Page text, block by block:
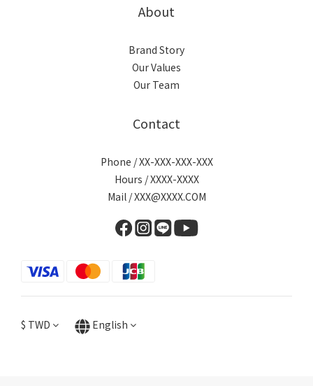
About
Brand Story
Our Values
Our Team
Contact
Phone / XX-XXX-XXX-XXX
Hours / XXXX-XXXX
Mail / XXX@XXXX.COM
$ TWD English